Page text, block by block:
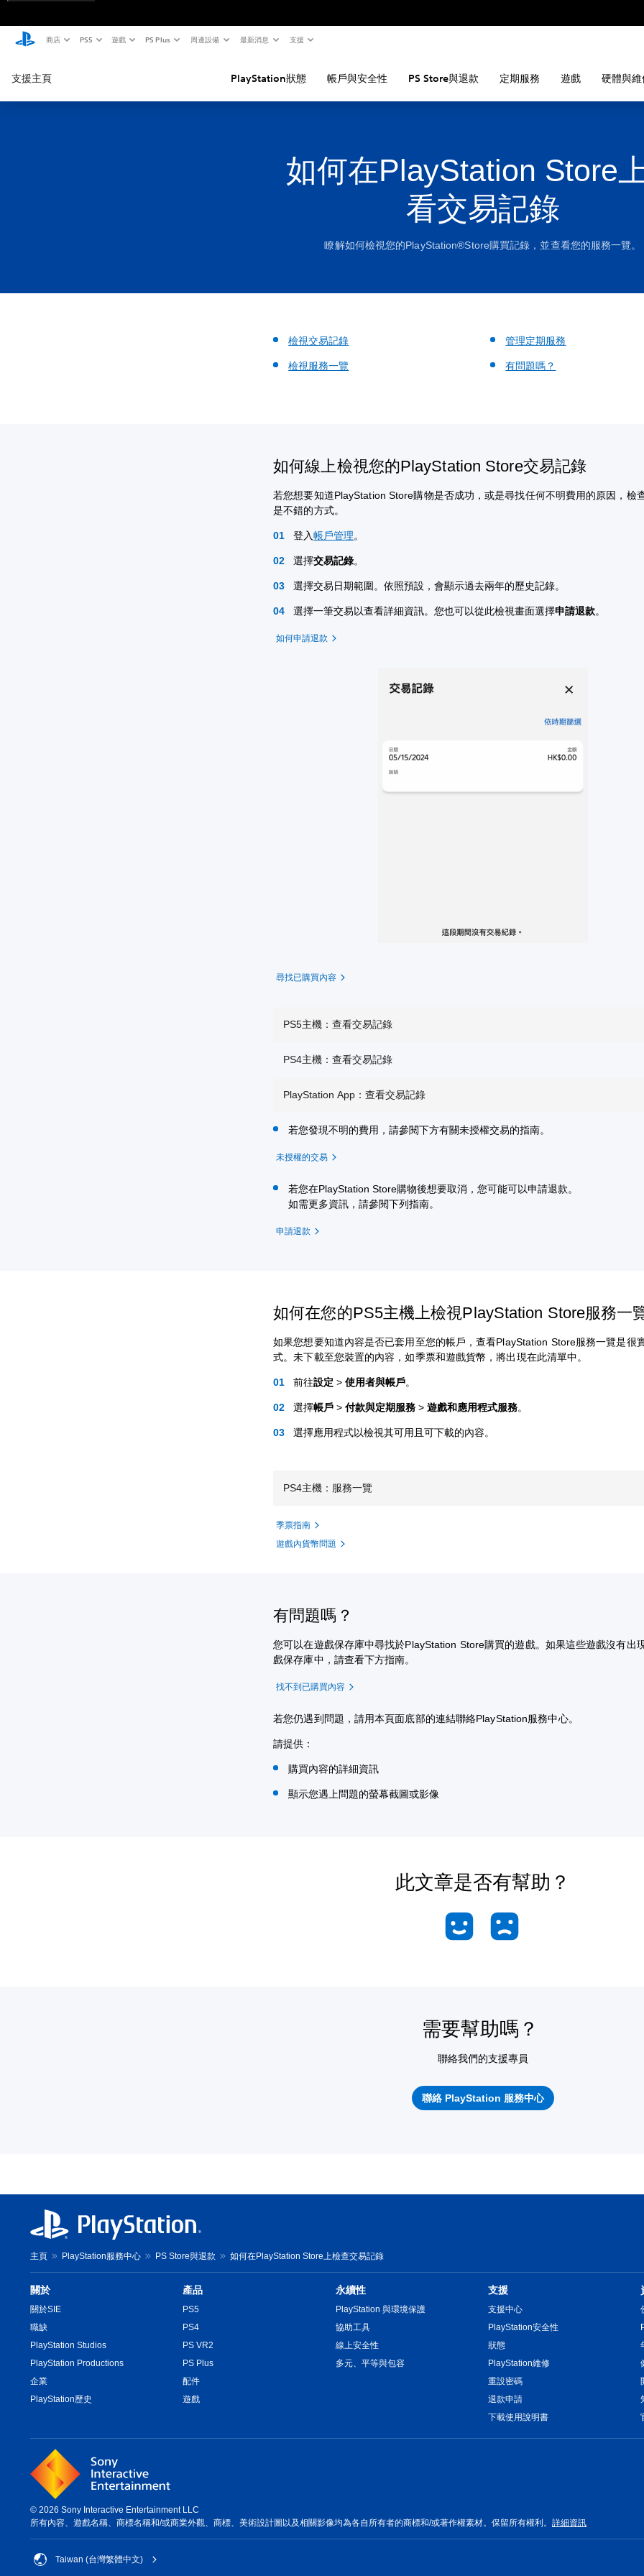
商店 PS5 遊戲 PS Plus 周邊設備 最新消息 支援
支援主頁 PlayStation狀態 帳戶與安全性 PS Store與退款 定期服務 遊戲 硬體與維
如何在PlayStation Store
看交易記錄
瞭解如何檢視您的PlayStation®Store購買記錄，並查看您的服務一覽。
檢視交易記錄
檢視服務一覽
管理定期服務
有問題嗎？
如何線上檢視您的PlayStation Store交易記錄
若您想要知道PlayStation Store購物是否成功，或是尋找任何不明費用的原因，檢
是不錯的方式。
登入帳戶管理。
選擇交易記錄。
選擇交易日期範圍。依照預設，會顯示過去兩年的歷史記錄。
選擇一筆交易以查看詳細資訊。您也可以從此檢視畫面選擇申請退款。
如何申請退款
尋找已購買內容
PS5主機：查看交易記錄
PS4主機：查看交易記錄
PlayStation App：查看交易記錄
若您發現不明的費用，請參閱下方有關未授權交易的指南。
未授權的交易
若您在PlayStation Store購物後想要取消，您可能可以申請退款。
如需更多資訊，請參閱下列指南。
申請退款
如何在您的PS5主機上檢視PlayStation Store服務一
如果您想要知道內容是否已套用至您的帳戶，查看PlayStation Store服務一覽是很
式。未下載至您裝置的內容，如季票和遊戲貨幣，將出現在此清單中。
前往設定 >使用者與帳戶。
選擇帳戶 >付款與定期服務 >遊戲和應用程式服務。
選擇應用程式以檢視其可用且可下載的內容。
PS4主機：服務一覽
季票指南
遊戲內貨幣問題
有問題嗎？
您可以在遊戲保存庫中尋找於PlayStation Store購買的遊戲。如果這些遊戲沒有出
戲保存庫中，請查看下方指南。
找不到已購買內容
若您仍遇到問題，請用本頁面底部的連結聯絡PlayStation服務中心。
請提供：
購買內容的詳細資訊
顯示您遇上問題的螢幕截圖或影像
此文章是否有幫助？
需要幫助嗎？
聯絡我們的支援專員
聯絡 PlayStation 服務中心
主頁 PlayStation服務中心 PS Store與退款 如何在PlayStation Store上檢查交易記錄
關於
關於SIE
職缺
PlayStation Studios
PlayStation Productions
企業
PlayStation歷史
產品
PS5
PS4
PS VR2
PS Plus
配件
遊戲
永續性
PlayStation 與環境保護
協助工具
線上安全性
多元、平等與包容
支援
支援中心
PlayStation安全性
狀態
PlayStation維修
重設密碼
退款申請
下載使用說明書
© 2026 Sony Interactive Entertainment LLC
所有內容、遊戲名稱、商標名稱和/或商業外觀、商標、美術設計圖以及相關影像均為各自所有者的商標和/或著作權素材。保留所有權利。 詳細資訊
Taiwan (台灣繁體中文)